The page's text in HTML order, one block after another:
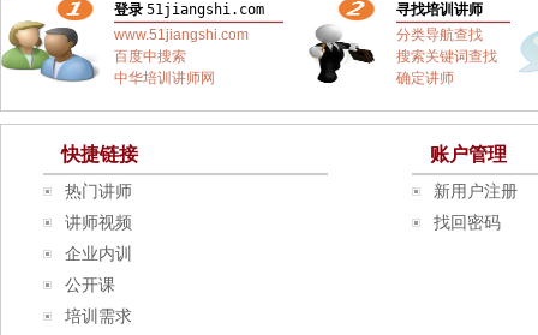
登录 51jiangshi.com
www.51jiangshi.com
百度中搜索
中华培训讲师网
寻找培训讲师
分类导航查找
搜索关键词查找
确定讲师
快捷链接
热门讲师
讲师视频
企业内训
公开课
培训需求
账户管理
新用户注册
找回密码